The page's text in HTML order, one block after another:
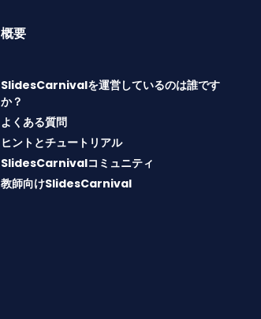
概要
SlidesCarnivalを運営しているのは誰です
か？
よくある質問
ヒントとチュートリアル
SlidesCarnivalコミュニティ
教師向けSlidesCarnival